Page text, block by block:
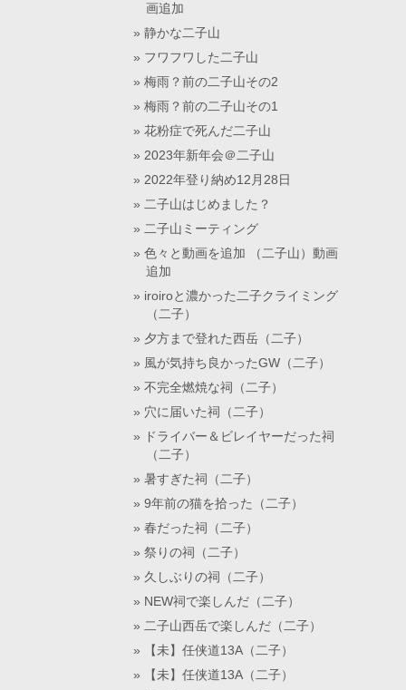
画追加
静かな二子山
フワフワした二子山
梅雨？前の二子山その2
梅雨？前の二子山その1
花粉症で死んだ二子山
2023年新年会＠二子山
2022年登り納め12月28日
二子山はじめました？
二子山ミーティング
色々と動画を追加 （二子山）動画
追加
iroiroと濃かった二子クライミング
（二子）
夕方まで登れた西岳（二子）
風が気持ち良かったGW（二子）
不完全燃焼な祠（二子）
穴に届いた祠（二子）
ドライバー＆ビレイヤーだった祠
（二子）
暑すぎた祠（二子）
9年前の猫を拾った（二子）
春だった祠（二子）
祭りの祠（二子）
久しぶりの祠（二子）
NEW祠で楽しんだ（二子）
二子山西岳で楽しんだ（二子）
【未】任侠道13A（二子）
【未】任侠道13A（二子）